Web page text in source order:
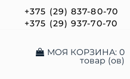
+375 (29) 837-80-70
+375 (29) 937-70-70
МОЯ КОРЗИНА: 0
товар (ов)